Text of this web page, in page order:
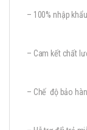
– 100% nhập khẩu
– Cam kết chất
– Chế độ bảo